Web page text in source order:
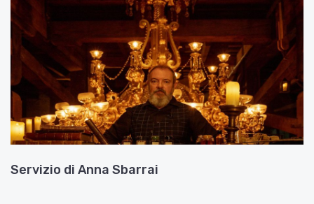
Servizio di Anna Sbarrai